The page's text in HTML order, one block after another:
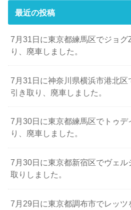
最近の投稿
7月31日に東京都練馬区でジョグ
り、廃車しました。
7月31日に神奈川県横浜市港北区
引き取り、廃車しました。
7月30日に東京都練馬区でトゥデ
り、廃車しました。
7月30日に東京都新宿区でヴェル
取りしました。
7月29日に東京都調布市でレッツ